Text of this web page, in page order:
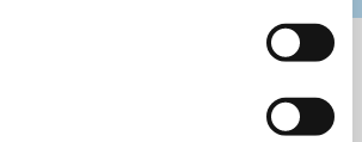
ChurchDesk-Login